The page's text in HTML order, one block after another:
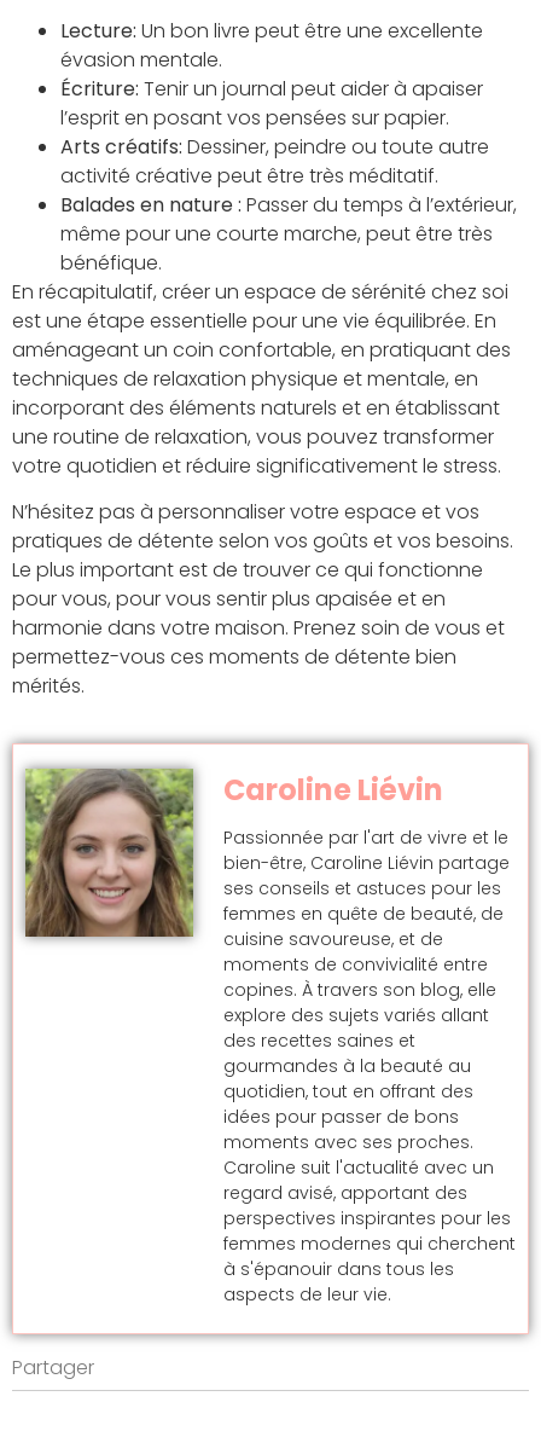
Lecture: Un bon livre peut être une excellente
évasion mentale.
Écriture: Tenir un journal peut aider à apaiser
l’esprit en posant vos pensées sur papier.
Arts créatifs: Dessiner, peindre ou toute autre
activité créative peut être très méditatif.
Balades en nature : Passer du temps à l’extérieur,
même pour une courte marche, peut être très
bénéfique.
En récapitulatif, créer un espace de sérénité chez soi
est une étape essentielle pour une vie équilibrée. En
aménageant un coin confortable, en pratiquant des
techniques de relaxation physique et mentale, en
incorporant des éléments naturels et en établissant
une routine de relaxation, vous pouvez transformer
votre quotidien et réduire significativement le stress.
N’hésitez pas à personnaliser votre espace et vos
pratiques de détente selon vos goûts et vos besoins.
Le plus important est de trouver ce qui fonctionne
pour vous, pour vous sentir plus apaisée et en
harmonie dans votre maison. Prenez soin de vous et
permettez-vous ces moments de détente bien
mérités.
Caroline Liévin
Passionnée par l'art de vivre et le
bien-être, Caroline Liévin partage
ses conseils et astuces pour les
femmes en quête de beauté, de
cuisine savoureuse, et de
moments de convivialité entre
copines. À travers son blog, elle
explore des sujets variés allant
des recettes saines et
gourmandes à la beauté au
quotidien, tout en offrant des
idées pour passer de bons
moments avec ses proches.
Caroline suit l'actualité avec un
regard avisé, apportant des
perspectives inspirantes pour les
femmes modernes qui cherchent
à s'épanouir dans tous les
aspects de leur vie.
Partager